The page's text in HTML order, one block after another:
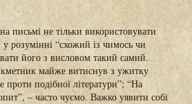
письмі не тільки використовувати
розумінні “схожий із чимось чи
його з висловом такий самий.
майже витиснув з ужитку
подібної літератури”; “На
– часто чуємо. Важко уявити собі